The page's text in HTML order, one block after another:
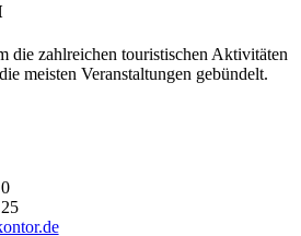
die zahlreichen touristischen Aktivitäten
meisten Veranstaltungen gebündelt.